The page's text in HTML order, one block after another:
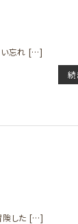
い忘れ […]
続
険した […]